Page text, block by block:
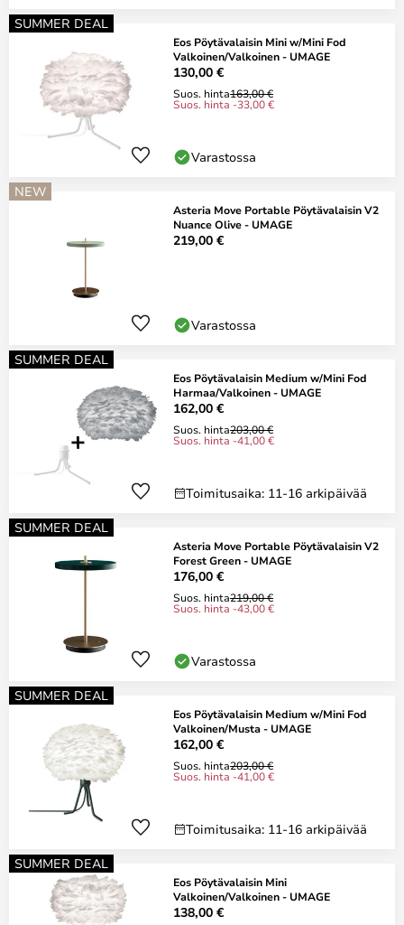
SUMMER DEAL
Eos Pöytävalaisin Mini w/Mini Fod
Valkoinen/Valkoinen - UMAGE
130,00 €
Suos. hinta163,00 €
Suos. hinta -33,00 €
Varastossa
NEW
Asteria Move Portable Pöytävalaisin V2
Nuance Olive - UMAGE
219,00 €
Varastossa
SUMMER DEAL
Eos Pöytävalaisin Medium w/Mini Fod
Harmaa/Valkoinen - UMAGE
162,00 €
Suos. hinta203,00 €
Suos. hinta -41,00 €
Toimitusaika: 11-16 arkipäivää
SUMMER DEAL
Asteria Move Portable Pöytävalaisin V2
Forest Green - UMAGE
176,00 €
Suos. hinta219,00 €
Suos. hinta -43,00 €
Varastossa
SUMMER DEAL
Eos Pöytävalaisin Medium w/Mini Fod
Valkoinen/Musta - UMAGE
162,00 €
Suos. hinta203,00 €
Suos. hinta -41,00 €
Toimitusaika: 11-16 arkipäivää
SUMMER DEAL
Eos Pöytävalaisin Mini
Valkoinen/Valkoinen - UMAGE
138,00 €